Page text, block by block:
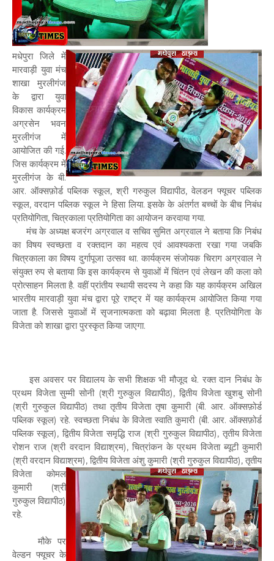
मधेपुरा जिले में
मारवाड़ी युवा मंच
शाखा मुरलीगंज
के द्वारा युवा
विकास कार्यक्रम
अग्रसेन भवन
मुरलीगंज में
आयोजित की गई.
जिस कार्यक्रम में
मुरलीगंज के बी.
आर. ऑक्सफ़ोर्ड पब्लिक स्कूल, श्री गरुकुल विद्यापीठ, वेलडन फ्यूचर पब्लिक
स्कूल, वरदान पब्लिक स्कूल ने हिसा लिया. इसके के अंतर्गत बच्चों के बीच निबंध
प्रतियोगिता, चित्रकाला प्रतियोगिता का आयोजन करवाया गया.
मंच के अध्यक्ष बजरंग अग्रवाल व सचिव सुमित अग्रवाल ने बताया कि निबंध
का विषय स्वच्छता व रक्तदान का महत्व एवं आवश्यकता रखा गया जबकि
चित्रकाला का विषय दुर्गापूजा उत्सव था. कार्यक्रम संजोयक चिराग अग्रवाल ने
संयुक्त रुप से बताया कि इस कार्यक्रम से युवाओं में चिंतन एवं लेखन की कला को
प्रोत्साहन मिलता है. वहीं प्रांतीय स्थायी सदस्य ने कहा कि यह कार्यक्रम अखिल
भारतीय मारवाड़ी युवा मंच द्वारा पूरे राष्ट्र में यह कार्यक्रम आयोजित किया गया
जाता है. जिससे युवाओं में सृजनात्मकता को बढ़ावा मिलता है. प्रतियोगिता के
विजेता को शाखा द्वारा पुरस्कृत किया जाएगा.
इस अवसर पर विद्यालय के सभी शिक्षक भी मौजूद थे. रक्त दान निबंध के
प्रथम विजेता सुम्मी सोनी (श्री गुरुकुल विद्यापीठ), द्वितीय विजेता खुशबु सोनी
(श्री गुरुकुल विद्यापीठ) तथा तृतीय विजेता तृषा कुमारी (बी. आर. ऑक्सफ़ोर्ड
पब्लिक स्कूल) रहे. स्वच्छता निबंध के विजेता स्वाति कुमारी (बी. आर. ऑक्सफ़ोर्ड
पब्लिक स्कूल), द्वितीय विजेता समृद्धि राज (श्री गुरुकुल विद्यापीठ), तृतीय विजेता
रोशन राज (श्री वरदान विद्याश्रम), चित्रांकन के प्रथम विजेता ब्यूटी कुमारी
(श्री वरदान विद्याश्रम), द्वितीय विजेता अंशु कुमारी (श्री गुरुकुल विद्यापीठ), तृतीय
विजेता कोमल
कुमारी (श्री
गुरुकुल विद्यापीठ)
रहे.
मौके पर
वेल्डन फ्यूचर के